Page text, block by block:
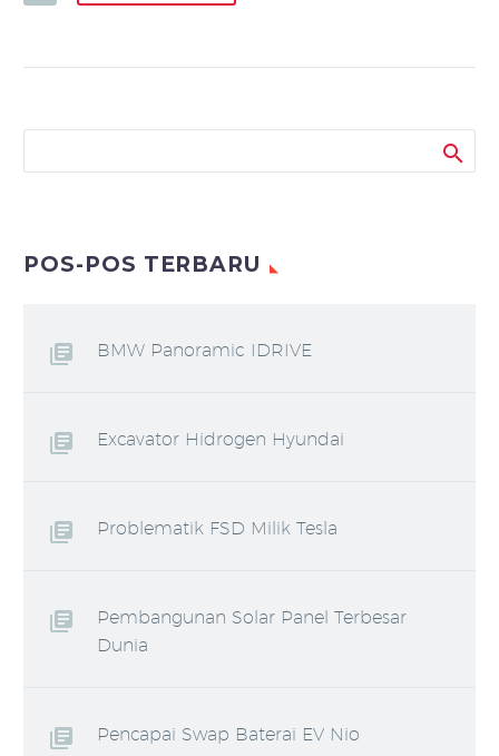
POS-POS TERBARU
BMW Panoramic IDRIVE
Excavator Hidrogen Hyundai
Problematik FSD Milik Tesla
Pembangunan Solar Panel Terbesar
Dunia
Pencapai Swap Baterai EV Nio